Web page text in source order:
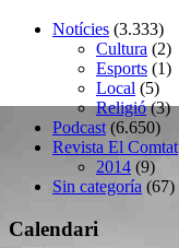
Notícies (3.333)
Cultura (2)
Esports (1)
Local (5)
Religió(3)
Podcast (6.650)
Revista El Comtat
2014 (9)
Sin categoría (67)
Calendari